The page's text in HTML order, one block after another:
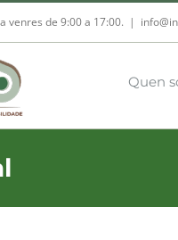
venres de 9:00 a 17:00. |
Quen